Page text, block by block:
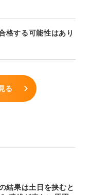
格する可能性はあり
る
結果は土日を挟むと